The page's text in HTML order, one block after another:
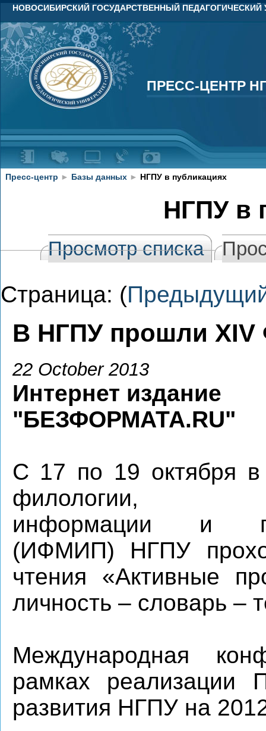
НОВОСИБИРСКИЙ ГОСУДАРСТВЕННЫЙ ПЕДАГОГИЧЕСКИЙ
ПРЕСС-ЦЕНТР
ПРЕСС-ЦЕНТР
Пресс-центр ► Базы данных ► НГПУ в публикациях
НГПУ в
Просмотр списка
Страница: (
В НГПУ прошли XIV
22 October 2013
Интернет издание
"БЕЗФОРМАТА.RU"
С 17 по 19 октября в
филологии,
информации и
(ИФМИП) НГПУ
чтения «Активные
личность – словарь –
Международная
рамках реализации
развития НГПУ на